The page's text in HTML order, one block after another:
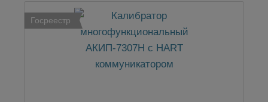
Госреестр